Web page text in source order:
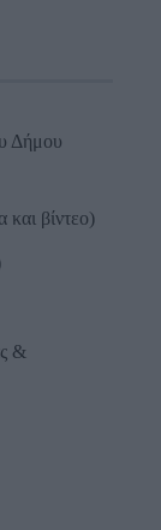
Δήμου
βίντεο)
&